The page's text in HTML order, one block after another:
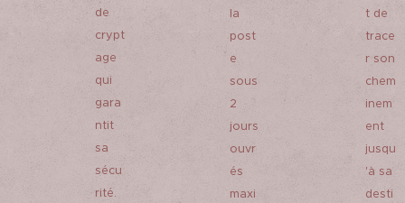
de
crypt
age
qui
gara
ntit
sa
sécu
rité.
la
post
e
sous
2
jours
ouvr
és
maxi
t de
trace
r son
chem
inem
ent
jusqu
'à sa
desti